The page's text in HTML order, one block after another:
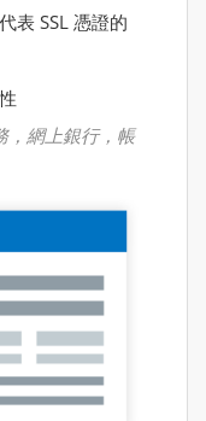
表 SSL 憑證的
，網上銀行，帳